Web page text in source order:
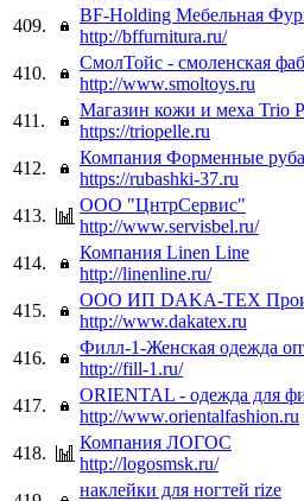
409.
BF-Holding Мебельная
http://bffurnitura.ru/
410.
СмолТойс - смоленская
http://www.smoltoys.ru
411.
Магазин кожи и меха Trio
https://triopelle.ru
412.
Компания Форменные
https://rubashki-37.ru
413.
ООО "ЦнтрСервис"
http://www.servisbel.ru/
414.
Компания Linen Line
http://linenline.ru/
415.
ООО ИП DAKA-TEX
http://www.dakatex.ru
416.
Филл-1-Женская одежда
http://fill-1.ru/
417.
ORIENTAL - одежда для
http://www.orientalfashion.ru
418.
Компания ЛОГОС
http://logosmsk.ru/
наклейки для ногтей rize